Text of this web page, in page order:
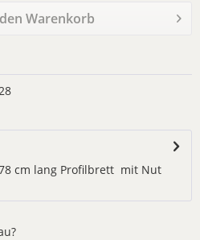
Warenkorb
cm lang Profilbrett mit Nut